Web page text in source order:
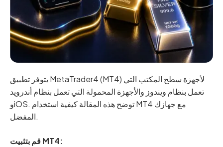
يتوفر تطبيق MetaTrader4 (MT4) لأجهزة سطح المكتب التي
تعمل بنظام ويندوز والأجهزة المحمولة التي تعمل بنظام أندرويد
وiOS. توضح هذه المقالة كيفية استخدام MT4 مع جهازك
المفضل.
قم بتثبيت MT4: